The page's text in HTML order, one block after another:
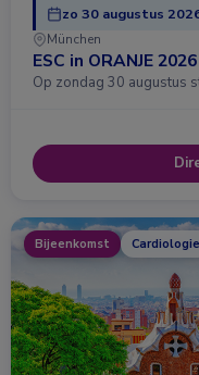
zo 30 augustus
München
ESC in ORANJE 2026
Op zondag 30 augustus
Bijeenkomst Cardiologie